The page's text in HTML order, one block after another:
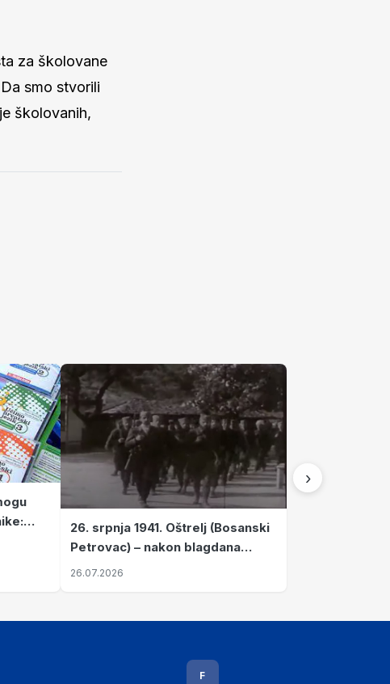
za školovane
smo stvorili
školovanih,
26. srpnja 1941. Oštrelj (Bosanski
Petrovac) – nakon blagdana
Svete Ane izvršen napad srpskih
26.07.2026
›
F